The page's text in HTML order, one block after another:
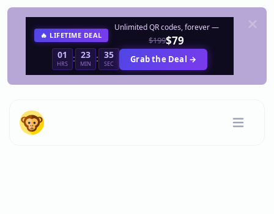
🔥 LIFETIME DEAL
Unlimited QR codes, forever —
$199$79
01
HRS : 23
MIN : 35
SEC Grab the Deal →